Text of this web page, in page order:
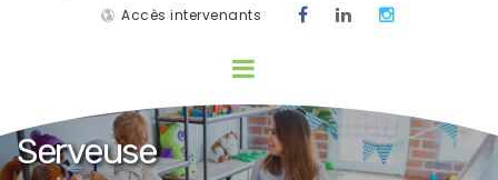
Accès intervenants
Serveuse